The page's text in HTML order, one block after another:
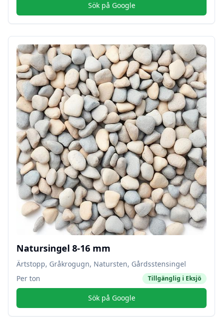
Sök på Google
Natursingel 8-16 mm
Ärtstopp, Gråkrogugn, Natursten, Gårdsstensingel
Per ton
Tillgänglig i Eksjö
Sök på Google